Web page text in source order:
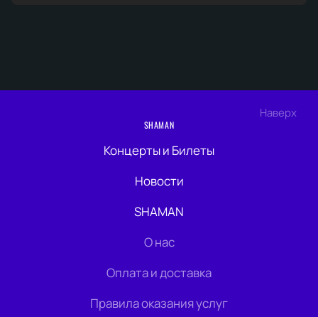
Наверх
SHAMAN
Концерты и Билеты
Новости
SHAMAN
О нас
Оплата и доставка
Правила оказания услуг